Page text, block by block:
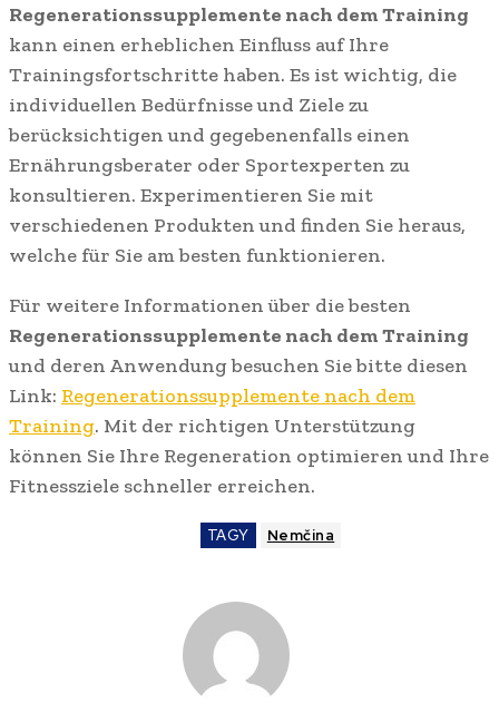
Regenerationssupplemente nach dem Training
kann einen erheblichen Einfluss auf Ihre
Trainingsfortschritte haben. Es ist wichtig, die
individuellen Bedürfnisse und Ziele zu
berücksichtigen und gegebenenfalls einen
Ernährungsberater oder Sportexperten zu
konsultieren. Experimentieren Sie mit
verschiedenen Produkten und finden Sie heraus,
welche für Sie am besten funktionieren.
Für weitere Informationen über die besten
Regenerationssupplemente nach dem Training
und deren Anwendung besuchen Sie bitte diesen
Link: Regenerationssupplemente nach dem
Training. Mit der richtigen Unterstützung
können Sie Ihre Regeneration optimieren und Ihre
Fitnessziele schneller erreichen.
TAGY Nemčina